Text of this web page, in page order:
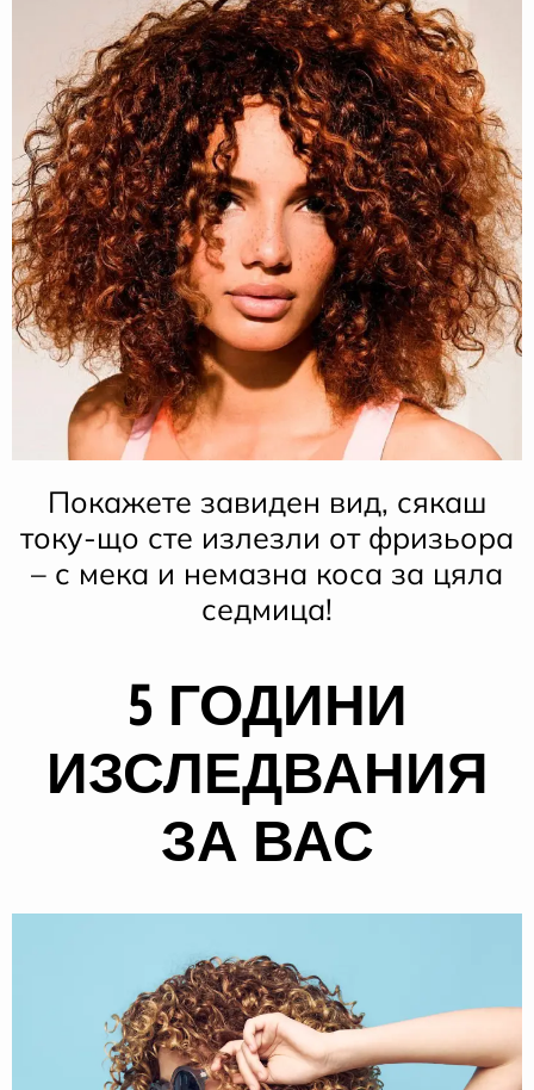
Покажете завиден вид, сякаш
току-що сте излезли от фризьора
– с мека и немазна коса за цяла
седмица!
5 ГОДИНИ
ИЗСЛЕДВАНИЯ
ЗА ВАС